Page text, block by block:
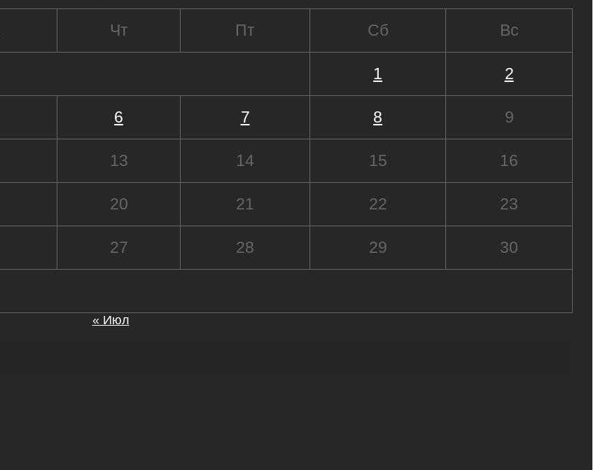
Чт Пт Сб Вс
1 2
6 7 8 9
13 14 15 16
20 21 22 23
27 28 29 30
« Июл